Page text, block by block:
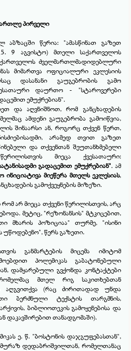
პირველი
აბზაცში წერია: "ამასწინათ გაზეთ
9 აგვისტო) მთელი საქართველოს
ძველმართლმადიდებლური
მიმართვა ოფიციალური ეკლესიის
დასანანი გაუგებრობის გამო
დაურთო -
"სტაროვერები
ემუქრებიან".
და აღვნიშნოთ, რომ განცხადების
ამდენი გაუგებრობა გამოიწვია,
შინაარსი ან, როგორც თქვენ წერთ,
არამედ თვით გაზეთ
და თქვენთან შეუთანხმებელი
მიეცა ქვესათაური:
გადაცემით ემუქრებიან". ამ
ინიციატივა მიეწერა მთელს ეკლესიას,
გამოქვეყნების მიზეზი.
რომ არ მიეცა თქვენი წერილისთვის, არც
მეტიც, "რეზონანსის" მტკიცებით,
მხარის პოზიციაა" თურმე, "ისინი
უწოდებენო", წერს გაზეთი.
განმარტების მიცემა იმიტომ
პოლემიკას გაბატონებული
დამყარებული გვქონდა კონტაქტები
მთელ რიგ საკითხებთან
აღგვითქვა (რაც ძირითადად უნდა
ბერძნული ტექსტის თარგმნის,
ბიბლიოთეკის გამოყენებისა და
დაკავშირებით თანადგომაში).
ე. წ. "ბოსტონის დაჯგუფებასთან",
დედაბრიშვილთან, რომელთანაც